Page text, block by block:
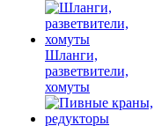
Шланги,
разветвители,
хомуты